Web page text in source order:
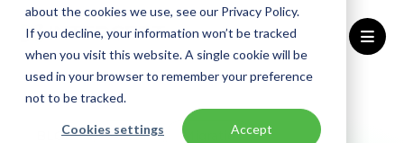
about the cookies we use, see our Privacy Policy.
If you decline, your information won’t be tracked
when you visit this website. A single cookie will be
used in your browser to remember your preference
not to be tracked.
Cookies settings Accept
Home Blogs Stappen voordat je naar Azure gaat
BLOG Azure Migratie